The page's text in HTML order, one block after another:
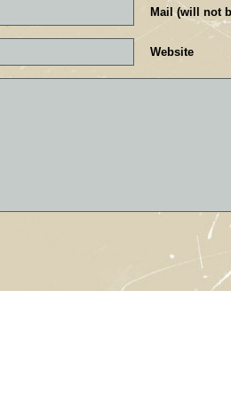
Mail (will not
Website